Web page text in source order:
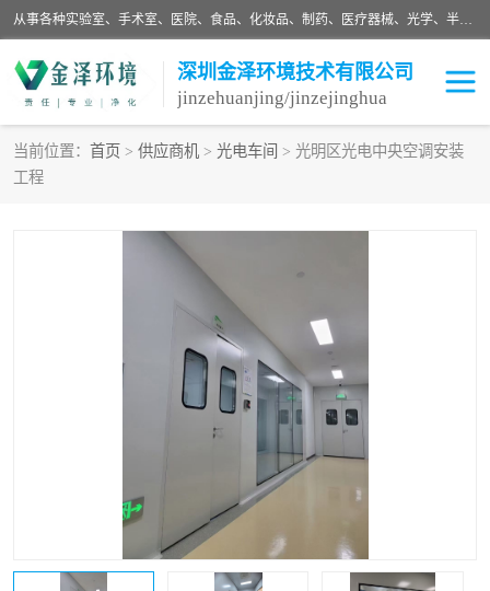
从事各种实验室、手术室、医院、食品、化妆品、制药、医疗器械、光学、半导体、精密电子等无尘车间行业的洁净车间装修设计、净化设备、恒温恒湿空调的设计制作与安装、净化系统工程项目施工及其技术支持服务。
深圳金泽环境技术有限公司
jinzehuanjing/jinzejinghua
当前位置： 首页 > 供应商机 > 光电车间 > 光明区光电中央空调安装
工程
耗材
生命工程
食品饮料
光电车间
恒温恒湿净化空调
百级